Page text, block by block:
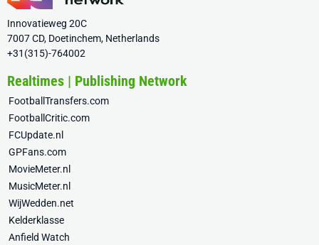
Innovatieweg 20C
7007 CD, Doetinchem, Netherlands
+31(315)-764002
Realtimes | Publishing Network
FootballTransfers.com
FootballCritic.com
FCUpdate.nl
GPFans.com
MovieMeter.nl
MusicMeter.nl
WijWedden.net
Kelderklasse
Anfield Watch